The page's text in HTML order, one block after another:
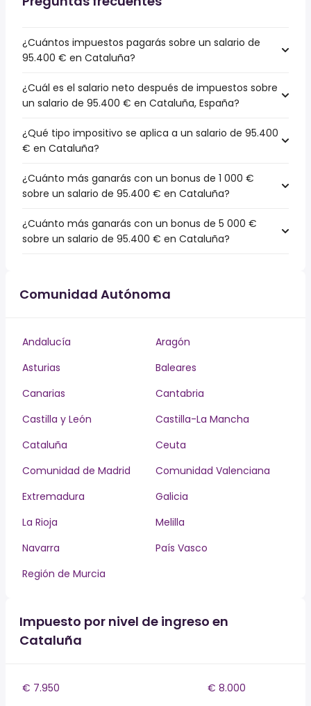
¿Cuántos impuestos pagarás sobre un salario de
95.400 € en Cataluña?
¿Cuál es el salario neto después de impuestos sobre
un salario de 95.400 € en Cataluña, España?
¿Qué tipo impositivo se aplica a un salario de 95.400
€ en Cataluña?
¿Cuánto más ganarás con un bonus de 1 000 €
sobre un salario de 95.400 € en Cataluña?
¿Cuánto más ganarás con un bonus de 5 000 €
sobre un salario de 95.400 € en Cataluña?
Comunidad Autónoma
Andalucía
Aragón
Asturias
Baleares
Canarias
Cantabria
Castilla y León
Castilla-La Mancha
Cataluña
Ceuta
Comunidad de Madrid
Comunidad Valenciana
Extremadura
Galicia
La Rioja
Melilla
Navarra
País Vasco
Región de Murcia
Impuesto por nivel de ingreso en
Cataluña
€ 7.950
€ 8.000